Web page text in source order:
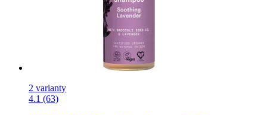
2 varianty
4.1 (63)